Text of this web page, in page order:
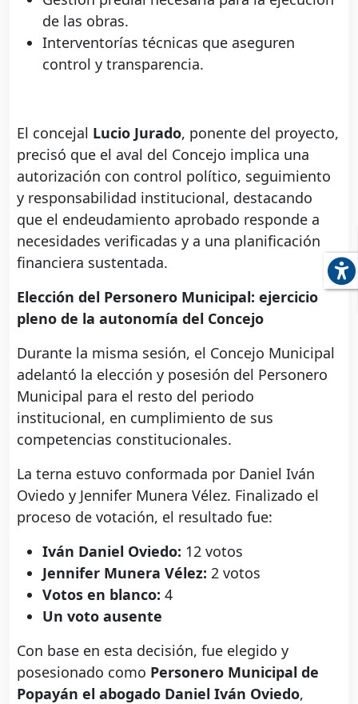
de las obras.
Interventorías técnicas que aseguren
control y transparencia.
El concejal Lucio Jurado, ponente del proyecto,
precisó que el aval del Concejo implica una
autorización con control político, seguimiento
y responsabilidad institucional, destacando
que el endeudamiento aprobado responde a
necesidades verificadas y a una planificación
financiera sustentada.
Elección del Personero Municipal: ejercicio
pleno de la autonomía del Concejo
Durante la misma sesión, el Concejo Municipal
adelantó la elección y posesión del Personero
Municipal para el resto del periodo
institucional, en cumplimiento de sus
competencias constitucionales.
La terna estuvo conformada por Daniel Iván
Oviedo y Jennifer Munera Vélez. Finalizado el
proceso de votación, el resultado fue:
Iván Daniel Oviedo: 12 votos
Jennifer Munera Vélez: 2 votos
Votos en blanco: 4
Un voto ausente
Con base en esta decisión, fue elegido y
posesionado como Personero Municipal de
Popayán el abogado Daniel Iván Oviedo,